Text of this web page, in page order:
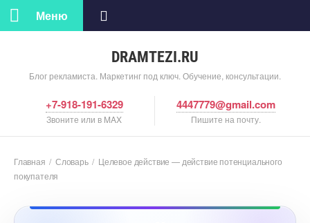
DRAMTEZI.RU
Блог рекламиста. Маркетинг под ключ. Обучение, консультации.
Меню
+7-918-191-6329
Звоните или в MAX
4447779@gmail.com
Пишите на почту.
Главная / Словарь/ Целевое действие — действие потенциального
покупателя